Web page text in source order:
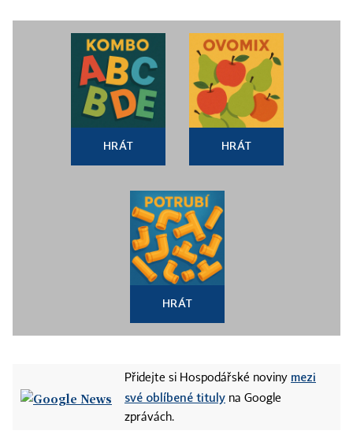
HRÁT HRÁT
HRÁT
Přidejte si Hospodářské noviny mezi
své oblíbené tituly na Google
zprávách.